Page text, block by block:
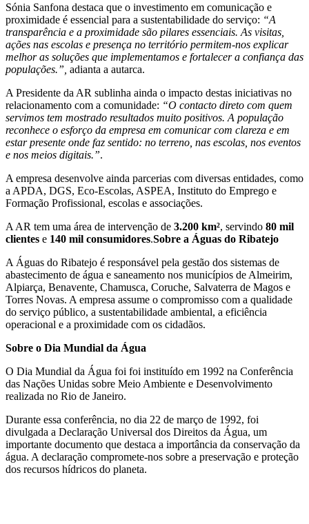
Sónia Sanfona destaca que o investimento em comunicação e
proximidade é essencial para a sustentabilidade do serviço: “A
transparência e a proximidade são pilares essenciais. As visitas,
ações nas escolas e presença no território permitem-nos explicar
melhor as soluções que implementamos e fortalecer a confiança das
populações.”, adianta a autarca.
A Presidente da AR sublinha ainda o impacto destas iniciativas no
relacionamento com a comunidade: “O contacto direto com quem
servimos tem mostrado resultados muito positivos. A população
reconhece o esforço da empresa em comunicar com clareza e em
estar presente onde faz sentido: no terreno, nas escolas, nos eventos
e nos meios digitais.”.
A empresa desenvolve ainda parcerias com diversas entidades, como
a APDA, DGS, Eco-Escolas, ASPEA, Instituto do Emprego e
Formação Profissional, escolas e associações.
A AR tem uma área de intervenção de 3.200 km², servindo 80 mil
clientes e 140 mil consumidores.Sobre a Águas do Ribatejo
A Águas do Ribatejo é responsável pela gestão dos sistemas de
abastecimento de água e saneamento nos municípios de Almeirim,
Alpiarça, Benavente, Chamusca, Coruche, Salvaterra de Magos e
Torres Novas. A empresa assume o compromisso com a qualidade
do serviço público, a sustentabilidade ambiental, a eficiência
operacional e a proximidade com os cidadãos.
Sobre o Dia Mundial da Água
O Dia Mundial da Água foi foi instituído em 1992 na Conferência
das Nações Unidas sobre Meio Ambiente e Desenvolvimento
realizada no Rio de Janeiro.
Durante essa conferência, no dia 22 de março de 1992, foi
divulgada a Declaração Universal dos Direitos da Água, um
importante documento que destaca a importância da conservação da
água. A declaração compromete-nos sobre a preservação e proteção
dos recursos hídricos do planeta.